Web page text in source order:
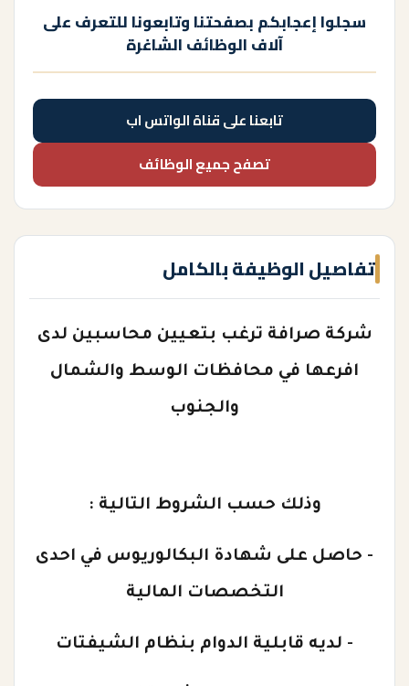
سجلوا إعجابكم بصفحتنا وتابعونا للتعرف على
آلاف الوظائف الشاغرة
تابعنا على قناة الواتس اب
تصفح جميع الوظائف
تفاصيل الوظيفة بالكامل
شركة صرافة ترغب بتعيين محاسبين لدى
افرعها في محافظات الوسط والشمال
والجنوب
وذلك حسب الشروط التالية :
- حاصل على شهادة البكالوريوس في احدى
التخصصات المالية
- لديه قابلية الدوام بنظام الشيفتات